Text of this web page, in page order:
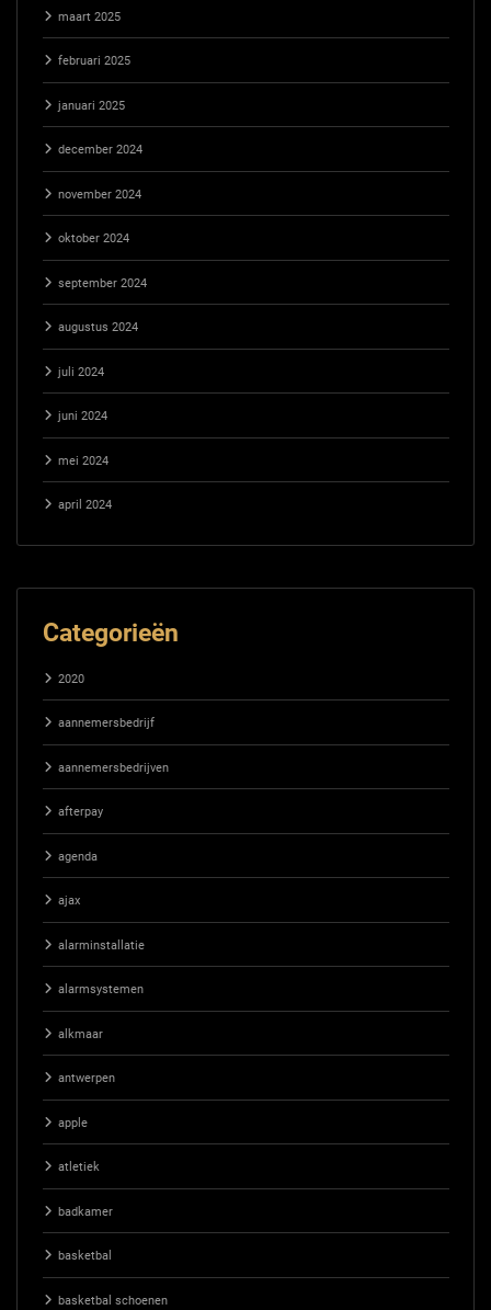
maart 2025
februari 2025
januari 2025
december 2024
november 2024
oktober 2024
september 2024
augustus 2024
juli 2024
juni 2024
mei 2024
april 2024
Categorieën
2020
aannemersbedrijf
aannemersbedrijven
afterpay
agenda
ajax
alarminstallatie
alarmsystemen
alkmaar
antwerpen
apple
atletiek
badkamer
basketbal
basketbal schoenen